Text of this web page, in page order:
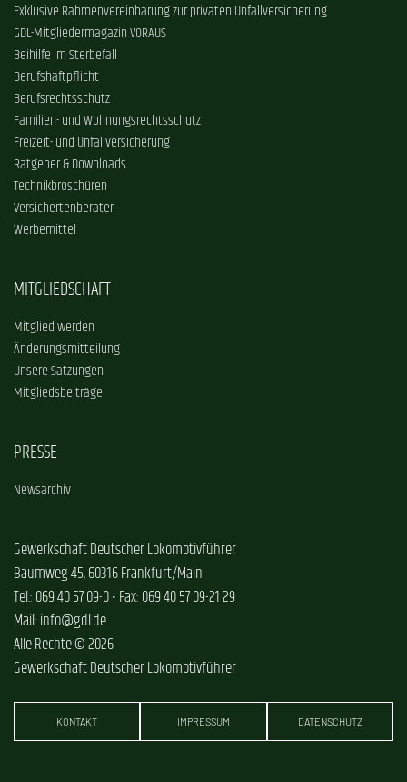
Exklusive Rahmenvereinbarung zur privaten Unfallversicherung
GDL-Mitgliedermagazin VORAUS
Beihilfe im Sterbefall
Berufshaftpflicht
Berufsrechtsschutz
Familien- und Wohnungsrechtsschutz
Freizeit- und Unfallversicherung
Ratgeber & Downloads
Technikbroschüren
Versichertenberater
Werbemittel
MITGLIEDSCHAFT
Mitglied werden
Änderungsmitteilung
Unsere Satzungen
Mitgliedsbeiträge
PRESSE
Newsarchiv
Gewerkschaft Deutscher Lokomotivführer
Baumweg 45, 60316 Frankfurt/Main
Tel.: 069 40 57 09-0 • Fax: 069 40 57 09-21 29
Mail: info@gdl.de
Alle Rechte © 2026
Gewerkschaft Deutscher Lokomotivführer
KONTAKT IMPRESSUM DATENSCHUTZ